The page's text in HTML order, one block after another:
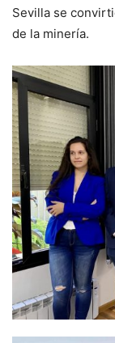
Sevilla se
de la minería.